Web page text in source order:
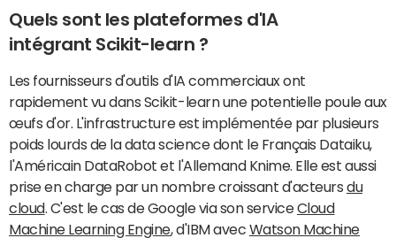
Quels sont les plateformes d'IA
intégrant Scikit-learn ?
Les fournisseurs d'outils d'IA commerciaux ont
rapidement vu dans Scikit-learn une potentielle poule aux
œufs d'or. L'infrastructure est implémentée par plusieurs
poids lourds de la data science dont le Français Dataiku,
l'Américain DataRobot et l'Allemand Knime. Elle est aussi
prise en charge par un nombre croissant d'acteurs du
cloud. C'est le cas de Google via son serviceCloud
Machine Learning Engine, d'IBM avec Watson Machine